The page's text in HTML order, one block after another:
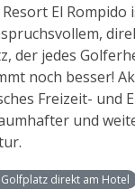
El Rompido
der jedes
noch besser!
Freizeit- und
und
Golfplatz direkt am Hotel